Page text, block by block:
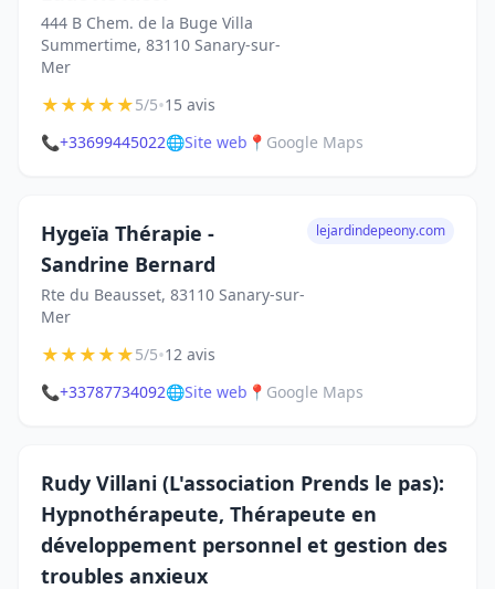
444 B Chem. de la Buge Villa
Summertime, 83110 Sanary-sur-
Mer
★★★★★5/5•15 avis
📞+33699445022🌐Site web 📍 Google Maps
Hygeïa Thérapie -
Sandrine Bernard
Rte du Beausset, 83110 Sanary-sur-
Mer
lejardindepeony.com
★★★★★5/5•12 avis
📞+33787734092🌐Site web 📍 Google Maps
Rudy Villani (L'association Prends le pas):
Hypnothérapeute, Thérapeute en
développement personnel et gestion des
troubles anxieux